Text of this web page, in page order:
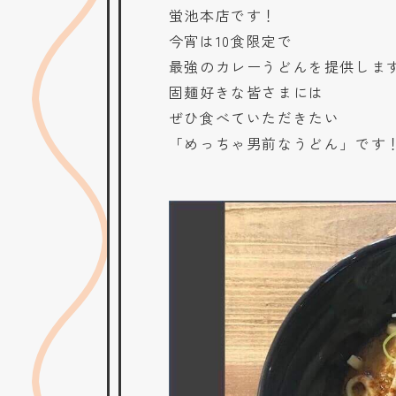
蛍池本店です！
今宵は10食限定で
最強のカレーうどんを提供しま
固麺好きな皆さまには
ぜひ食べていただきたい
「めっちゃ男前なうどん」です